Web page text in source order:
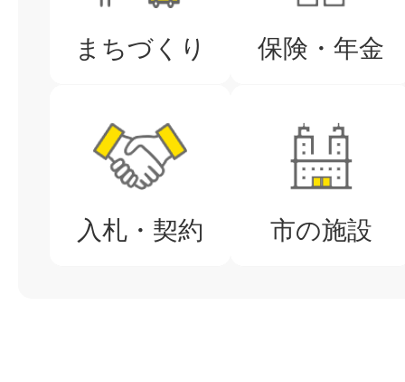
認知症予防フォーラム2026～
機能UP！～
まちづくり 保険・年金
入札・契約 市の施設